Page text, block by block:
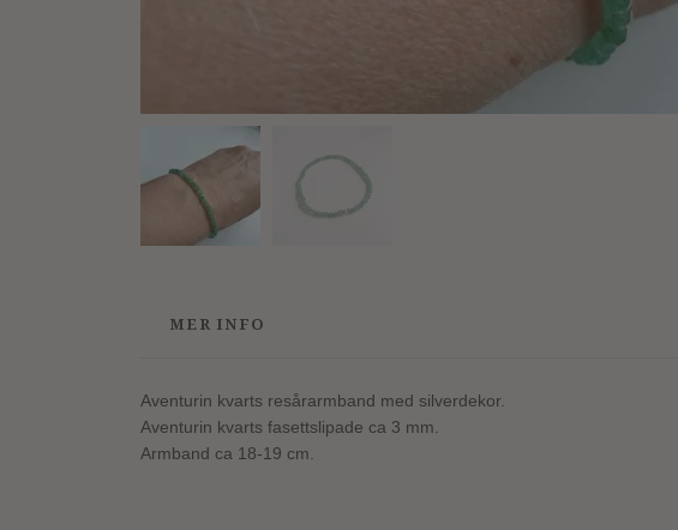
MER INFO
Aventurin kvarts resårarmband med silverdekor.
Aventurin kvarts fasettslipade ca 3 mm.
Armband ca 18-19 cm.